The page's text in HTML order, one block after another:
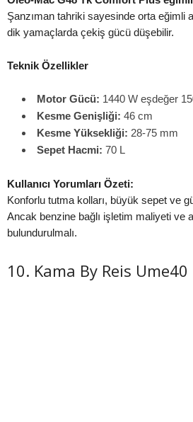
Şanzıman tahriki sayesinde orta eğimli
dik yamaçlarda çekiş gücü düşebilir.
Teknik Özellikler
Motor Gücü: 1440 W eşdeğer
Kesme Genişliği: 46 cm
Kesme Yüksekliği: 28-75 mm
Sepet Hacmi: 70 L
Kullanıcı Yorumları Özeti:
Konforlu tutma kolları, büyük sepet ve
Ancak benzine bağlı işletim maliyeti ve
bulundurulmalı.
10. Kama By Reis Ume40